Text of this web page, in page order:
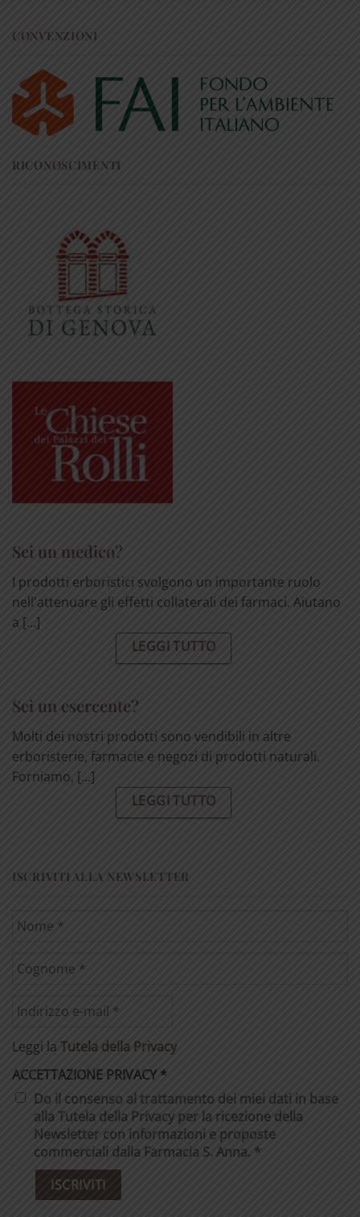
CONVENZIONI
RICONOSCIMENTI
Sei un medico?
I prodotti erboristici svolgono un importante ruolo
nell'attenuare gli effetti collaterali dei farmaci. Aiutano
a [...]
LEGGI TUTTO
Sei un esercente?
Molti dei nostri prodotti sono vendibili in altre
erboristerie, farmacie e negozi di prodotti naturali.
Forniamo, [...]
LEGGI TUTTO
ISCRIVITI ALLA NEWSLETTER
Leggi la Tutela della Privacy
ACCETTAZIONE PRIVACY*
Do il consenso al trattamento dei miei dati in base
alla Tutela della Privacy per la ricezione della
Newsletter con informazioni e proposte
commerciali dalla Farmacia S. Anna. *